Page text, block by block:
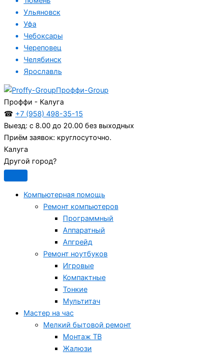
Ульяновск
Уфа
Чебоксары
Череповец
Челябинск
Ярославль
Проффи-Group
Проффи - Калуга
☎ +7 (958) 498-35-15
Выезд: с 8.00 до 20.00 без выходных
Приём заявок: круглосуточно.
Калуга
Другой город?
Компьютерная помощь
Ремонт компьютеров
Программный
Аппаратный
Апгрейд
Ремонт ноутбуков
Игровые
Компактные
Тонкие
Мультитач
Мастер на час
Мелкий бытовой ремонт
Монтаж ТВ
Жалюзи